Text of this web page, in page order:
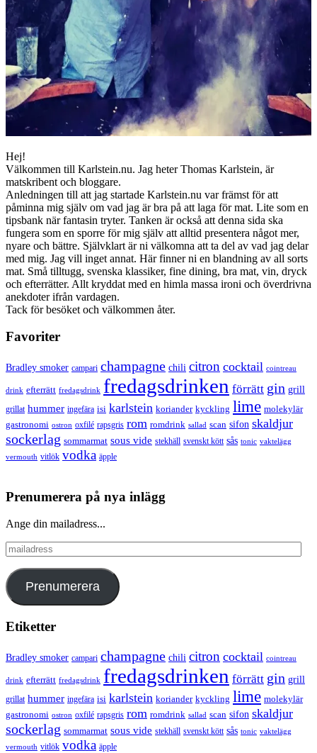
Hej!
Välkommen till Karlstein.nu. Jag heter Thomas Karlstein, är
matskribent och bloggare.
Anledningen till att jag startade Karlstein.nu var främst för att
påminna mig själv om vad jag är bra på att laga för mat. Lite som en
tipsbank när fantasin tryter. Tanken är också att denna sida ska
fungera som en sporre för mig själv att alltid presentera något mer,
nyare och bättre. Självklart är ni välkomna att ta del av vad jag delar
med mig. Jag vill inget annat. Här finner ni en blandning av all sorts
mat. Små tilltugg, svenska klassiker, fine dining, bra mat, vin, dryck
och efterrätter. Allt kryddat med en himla massa ironi och överdrivna
anekdoter ifrån vardagen.
Tack för besöket och välkommen åter.
Favoriter
Bradley smoker campari champagne chili citron cocktail cointreau
drink efterrätt fredagsdrink fredagsdrinken förrätt gin grill
grillat hummer ingefära isi karlstein koriander kyckling lime molekylär
gastronomi ostron oxfilé rapsgris rom romdrink sallad scan sifon skaldjur
sockerlag sommarmat sous vide stekhäll svenskt kött sås tonic vaktelägg
vermouth vitlök vodka äpple
Prenumerera på nya inlägg
Ange din mailadress...
mailadress
Prenumerera
Etiketter
Bradley smoker campari champagne chili citron cocktail cointreau
drink efterrätt fredagsdrink fredagsdrinken förrätt gin grill
grillat hummer ingefära isi karlstein koriander kyckling lime molekylär
gastronomi ostron oxfilé rapsgris rom romdrink sallad scan sifon skaldjur
sockerlag sommarmat sous vide stekhäll svenskt kött sås tonic vaktelägg
vermouth vitlök vodka äpple